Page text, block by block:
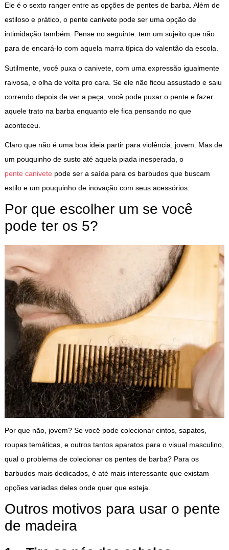
Ele é o sexto ranger entre as opções de pentes de barba. Além de
estiloso e prático, o pente canivete pode ser uma opção de
intimidação também. Pense no seguinte: tem um sujeito que não
para de encará-lo com aquela marra típica do valentão da escola.
Sutilmente, você puxa o canivete, com uma expressão igualmente
raivosa, e olha de volta pro cara. Se ele não ficou assustado e saiu
correndo depois de ver a peça, você pode puxar o pente e fazer
aquele trato na barba enquanto ele fica pensando no que
aconteceu.
Claro que não é uma boa ideia partir para violência, jovem. Mas de
um pouquinho de susto até aquela piada inesperada, o
pente canivete pode ser a saída para os barbudos que buscam
estilo e um pouquinho de inovação com seus acessórios.
Por que escolher um se você
pode ter os 5?
Por que não, jovem? Se você pode colecionar cintos, sapatos,
roupas temáticas, e outros tantos aparatos para o visual masculino,
qual o problema de colecionar os pentes de barba? Para os
barbudos mais dedicados, é até mais interessante que existam
opções variadas deles onde quer que esteja.
Outros motivos para usar o pente
de madeira